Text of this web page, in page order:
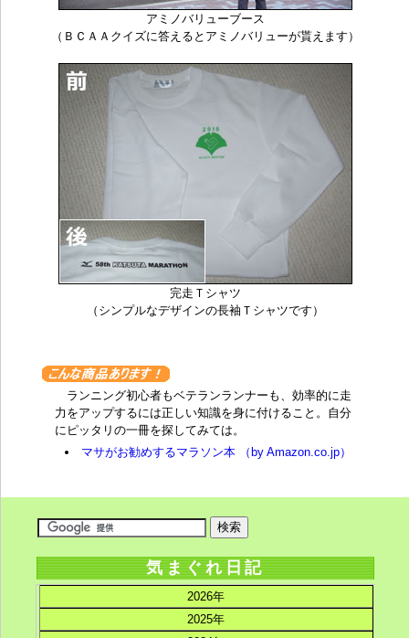
アミノバリューブース
（ＢＣＡＡクイズに答えるとアミノバリューが貰えます）
完走Ｔシャツ
（シンプルなデザインの長袖Ｔシャツです）
ランニング初心者もベテランランナーも、効率的に走
力をアップするには正しい知識を身に付けること。自分
にピッタリの一冊を探してみては。
マサがお勧めするマラソン本 （by Amazon.co.jp）
気まぐれ日記